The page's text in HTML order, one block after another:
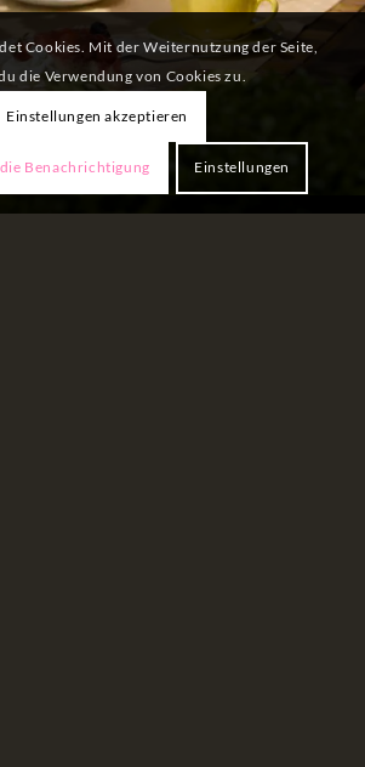
Cookies. Mit der Weiternutzung der Seite,
die Verwendung von Cookies zu.
Einstellungen akzeptieren
Benachrichtigung Einstellungen